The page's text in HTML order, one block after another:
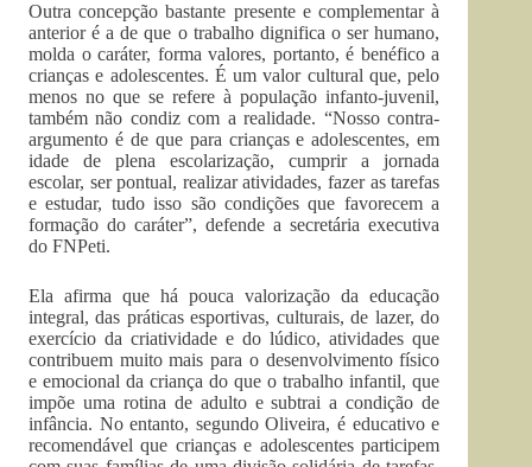
Outra concepção bastante presente e complementar à
anterior é a de que o trabalho dignifica o ser humano,
molda o caráter, forma valores, portanto, é benéfico a
crianças e adolescentes. É um valor cultural que, pelo
menos no que se refere à população infanto-juvenil,
também não condiz com a realidade. “Nosso contra-
argumento é de que para crianças e adolescentes, em
idade de plena escolarização, cumprir a jornada
escolar, ser pontual, realizar atividades, fazer as tarefas
e estudar, tudo isso são condições que favorecem a
formação do caráter”, defende a secretária executiva
do FNPeti.
Ela afirma que há pouca valorização da educação
integral, das práticas esportivas, culturais, de lazer, do
exercício da criatividade e do lúdico, atividades que
contribuem muito mais para o desenvolvimento físico
e emocional da criança do que o trabalho infantil, que
impõe uma rotina de adulto e subtrai a condição de
infância. No entanto, segundo Oliveira, é educativo e
recomendável que crianças e adolescentes participem